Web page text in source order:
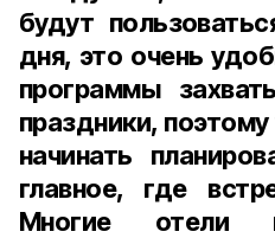
будут
дня, это очень
программы
праздники,
начинать
главное, где
Многие отели